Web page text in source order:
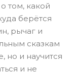
том, какой
берётся
рычаг и
сказкам
но и научится
и не